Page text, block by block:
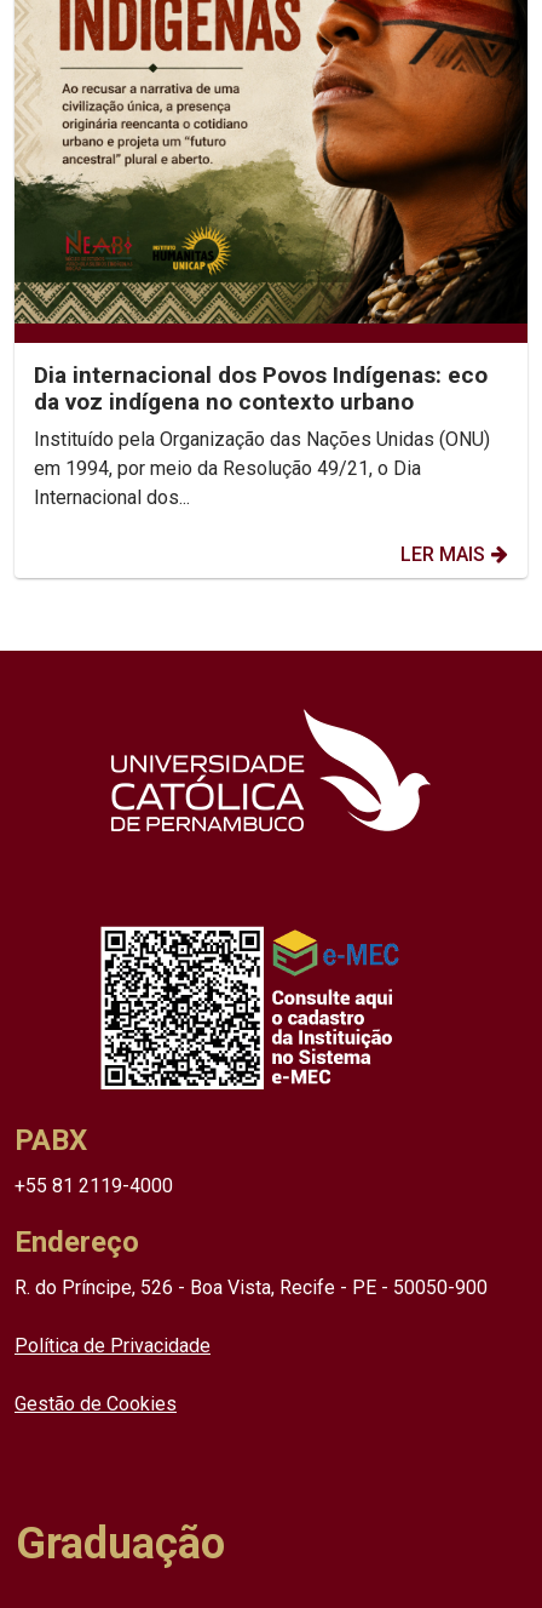
Dia internacional dos Povos Indígenas: eco
da voz indígena no contexto urbano
Instituído pela Organização das Nações Unidas (ONU)
em 1994, por meio da Resolução 49/21, o Dia
Internacional dos...
LER MAIS
PABX
+55 81 2119-4000
Endereço
R. do Príncipe, 526 - Boa Vista, Recife - PE - 50050-900
Política de Privacidade
Gestão de Cookies
Graduação